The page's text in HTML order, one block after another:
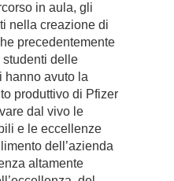
in aula, gli
nella creazione di
precedentemente
studenti delle
hanno avuto la
produttivo di Pfizer
dal vivo le
e le eccellenze
dell’azienda
altamente